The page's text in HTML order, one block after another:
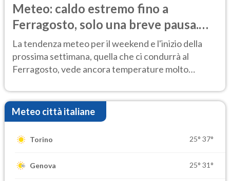
Meteo: caldo estremo fino a
Ferragosto, solo una breve pausa.
Ecco dove
La tendenza meteo per il weekend e l'inizio della
prossima settimana, quella che ci condurrà al
Ferragosto, vede ancora temperature molto
Meteo città italiane
Torino 25° 37°
Genova 25° 31°